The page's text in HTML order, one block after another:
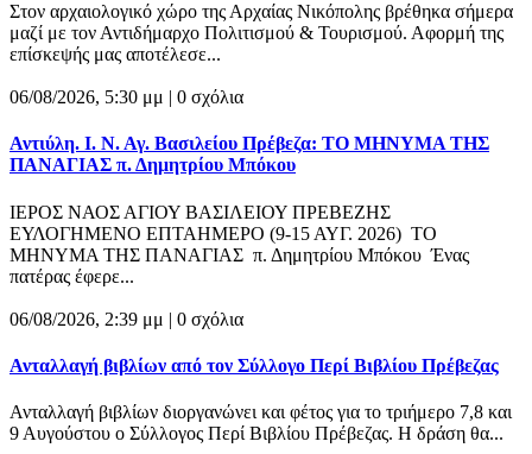
Στον αρχαιολογικό χώρο της Αρχαίας Νικόπολης βρέθηκα σήμερα
μαζί με τον Αντιδήμαρχο Πολιτισμού & Τουρισμού. Αφορμή της
επίσκεψής μας αποτέλεσε...
06/08/2026, 5:30 μμ | 0 σχόλια
Αντιύλη. Ι. Ν. Αγ. Βασιλείου Πρέβεζα: ΤΟ ΜΗΝΥΜΑ ΤΗΣ
ΠΑΝΑΓΙΑΣ π. Δημητρίου Μπόκου
ΙΕΡΟΣ ΝΑΟΣ ΑΓΙΟΥ ΒΑΣΙΛΕΙΟΥ ΠΡΕΒΕΖΗΣ
ΕΥΛΟΓΗΜΕΝΟ ΕΠΤΑΗΜΕΡΟ (9-15 ΑΥΓ. 2026) ΤΟ
ΜΗΝΥΜΑ ΤΗΣ ΠΑΝΑΓΙΑΣ π. Δημητρίου Μπόκου Ένας
πατέρας έφερε...
06/08/2026, 2:39 μμ | 0 σχόλια
Ανταλλαγή βιβλίων από τον Σύλλογο Περί Βιβλίου Πρέβεζας
Ανταλλαγή βιβλίων διοργανώνει και φέτος για το τριήμερο 7,8 και
9 Αυγούστου ο Σύλλογος Περί Βιβλίου Πρέβεζας. Η δράση θα...